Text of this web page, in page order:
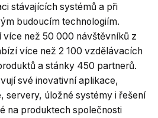
stávajících systémů a při
budoucím technologiím.
více než 50 000 návštěvníků z
více než 2 100 vzdělávacích
a stánky 450 partnerů.
své inovativní aplikace,
servery, úložné systémy i řešení
na produktech společnosti